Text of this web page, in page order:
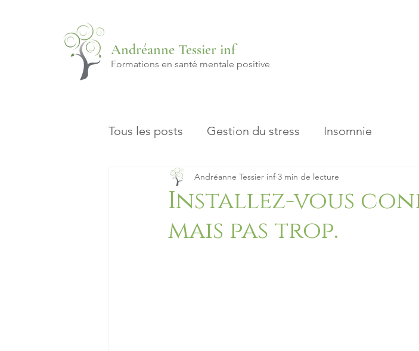
Andréanne Tessier inf
Formations en santé mentale positive
Tous les posts Gestion du stress Insomnie
Installez-vous
mais pas trop.
Andréanne Tessier inf 3 min de lecture